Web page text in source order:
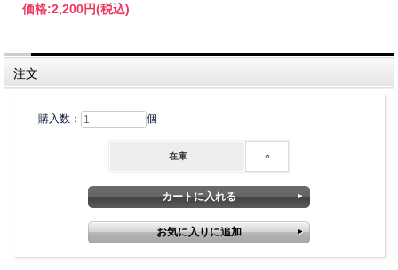
価格:2,200円(税込)
注文
購入数： 個
在庫 ○